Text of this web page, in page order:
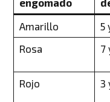
engomado
Amarillo
5
Rosa
7
Rojo
3